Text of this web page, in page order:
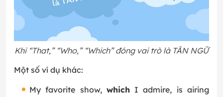
Khi “That,” “Who,” “Which” đóng vai trò là TÂN NGỮ
Một số ví dụ khác:
My favorite show, whichI admire, is airing